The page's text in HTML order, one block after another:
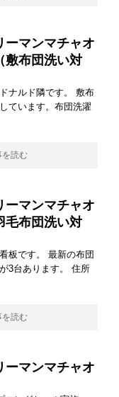
ーマンマチャオ
敷布団洗い対
ナルド隣です。 敷布
ています。布団洗濯
を読む
ーマンマチャオ
毛布団洗い対
板です。 最新の布団
3台あります。 住所
を読む
ーマンマチャオ